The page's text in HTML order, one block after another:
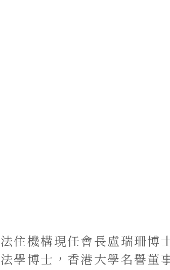
法住機構現任會長盧瑞珊博
法學博士，香港大學名譽董